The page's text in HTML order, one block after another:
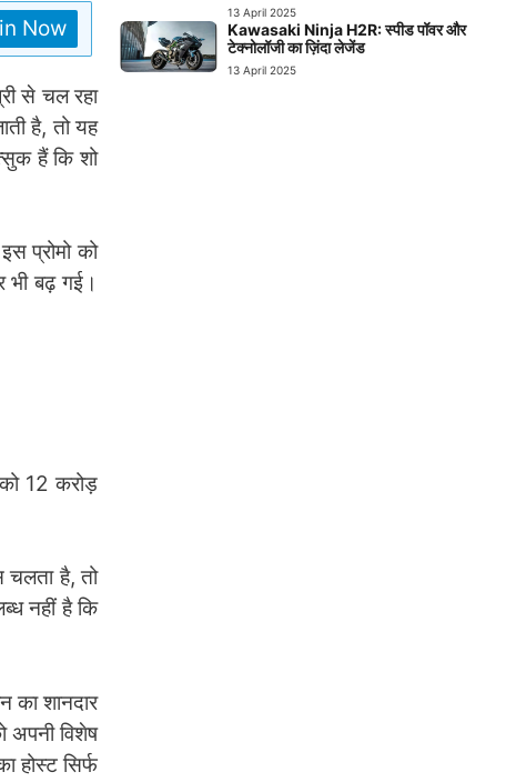
Now
से चल रहा
है, तो यह
हैं कि शो
प्रोमो को
भी बढ़ गई।
12 करोड़
चलता है, तो
नहीं है कि
का शानदार
अपनी विशेष
होस्ट सिर्फ
13 April 2025
Kawasaki Ninja H2R: स्पीड पॉवर और
टेक्नोलॉजी का ज़िंदा लेजेंड
13 April 2025